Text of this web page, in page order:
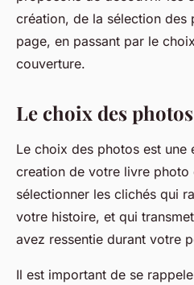
création, de la sélection des
page, en passant par le
couverture.
Le choix des photos
Le choix des photos est une
creation de votre livre
sélectionner les clichés qui
votre histoire, et qui
avez ressentie durant votre
Il est important de se